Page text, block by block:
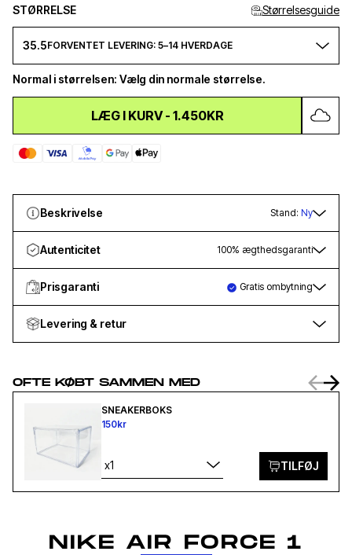
STØRRELSE Størrelsesguide
35.5FORVENTET LEVERING: 5–14 HVERDAGE
Normal i størrelsen: Vælg din normale størrelse.
LÆG I KURV - 1.450KR
Beskrivelse Stand: Ny
Autenticitet 100% ægthedsgaranti
Prisgaranti Gratis ombytning
Levering & retur
OFTE KØBT SAMMEN MED
SNEAKERBOKS
150kr
x1 TILFØJ
NIKE AIR FORCE 1